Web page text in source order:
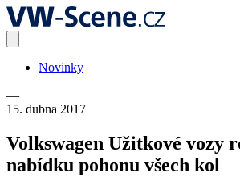
Novinky
—
15. dubna 2017
Volkswagen Užitkové vozy
nabídku pohonu všech kol